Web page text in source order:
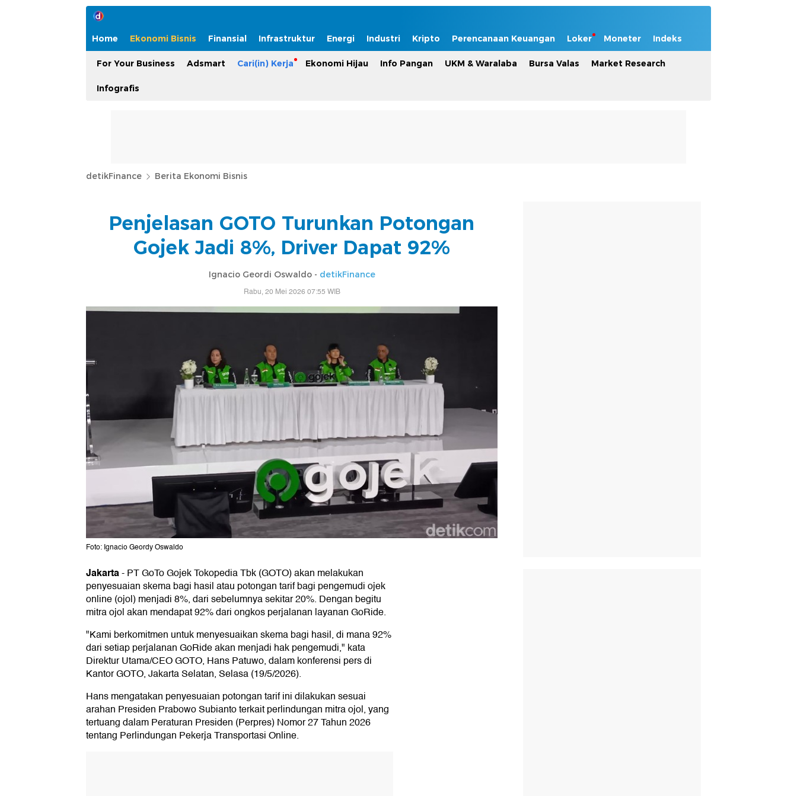
Home Ekonomi Bisnis Finansial Infrastruktur Energi Industri Kripto Perencanaan Keuangan Loker Moneter Indeks
For Your Business Adsmart Cari(in) Kerja Ekonomi Hijau Info Pangan UKM & Waralaba Bursa Valas Market Research
Infografis
detikFinance Berita Ekonomi Bisnis
Penjelasan GOTO Turunkan Potongan
Gojek Jadi 8%, Driver Dapat 92%
Ignacio Geordi Oswaldo - detikFinance
Rabu, 20 Mei 2026 07:55 WIB
Foto: Ignacio Geordy Oswaldo
Jakarta-PT GoTo Gojek Tokopedia Tbk (GOTO) akan melakukan
penyesuaian skema bagi hasil atau potongan tarif bagi pengemudi ojek
online (ojol) menjadi 8%, dari sebelumnya sekitar 20%. Dengan begitu
mitra ojol akan mendapat 92% dari ongkos perjalanan layanan GoRide.
"Kami berkomitmen untuk menyesuaikan skema bagi hasil, di mana 92%
dari setiap perjalanan GoRide akan menjadi hak pengemudi," kata
Direktur Utama/CEO GOTO, Hans Patuwo, dalam konferensi pers di
Kantor GOTO, Jakarta Selatan, Selasa (19/5/2026).
Hans mengatakan penyesuaian potongan tarif ini dilakukan sesuai
arahan Presiden Prabowo Subianto terkait perlindungan mitra ojol, yang
tertuang dalam Peraturan Presiden (Perpres) Nomor 27 Tahun 2026
tentang Perlindungan Pekerja Transportasi Online.